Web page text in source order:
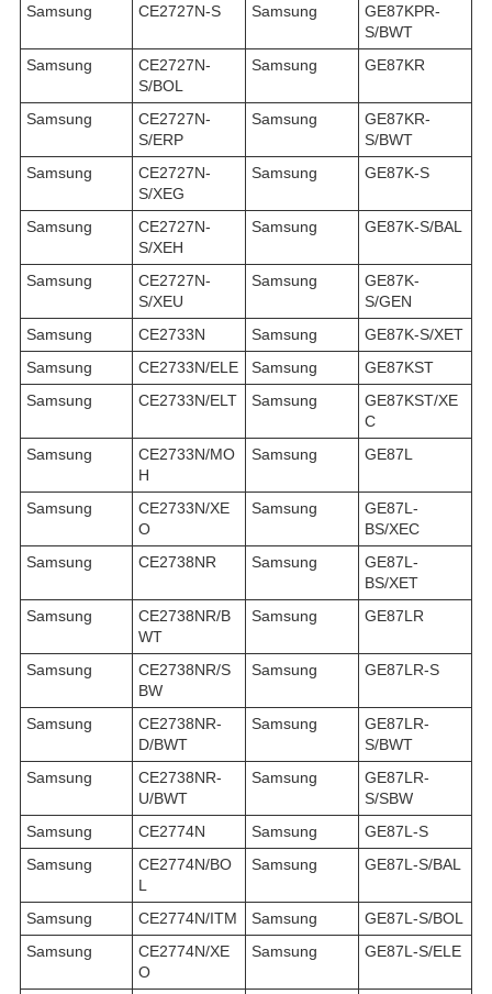
Samsung CE2727N-S Samsung
GE87KPR-
S/BWT
Samsung
CE2727N-
S/BOL
Samsung GE87KR
Samsung
CE2727N-
S/ERP
Samsung
GE87KR-
S/BWT
Samsung
CE2727N-
S/XEG
Samsung GE87K-S
Samsung
CE2727N-
S/XEH
Samsung GE87K-S/BAL
Samsung
CE2727N-
S/XEU
Samsung
GE87K-
S/GEN
Samsung
CE2733N Samsung
GE87K-S/XET
Samsung
CE2733N/ELE Samsung
GE87KST
Samsung
CE2733N/ELT Samsung
GE87KST/XE
C
Samsung
CE2733N/MO
H
Samsung GE87L
Samsung
CE2733N/XE
O
Samsung
GE87L-
BS/XEC
Samsung
CE2738NR Samsung
GE87L-
BS/XET
Samsung
CE2738NR/B
WT
Samsung GE87LR
Samsung
CE2738NR/S
BW
Samsung GE87LR-S
Samsung
CE2738NR-
D/BWT
Samsung
GE87LR-
S/BWT
Samsung
CE2738NR-
U/BWT
Samsung
GE87LR-
S/SBW
Samsung
CE2774N Samsung
GE87L-S
Samsung
CE2774N/BO
L
Samsung GE87L-S/BAL
Samsung CE2774N/ITM Samsung
GE87L-S/BOL
Samsung
CE2774N/XE
O
Samsung GE87L-S/ELE